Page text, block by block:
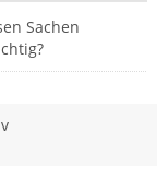
Sachen